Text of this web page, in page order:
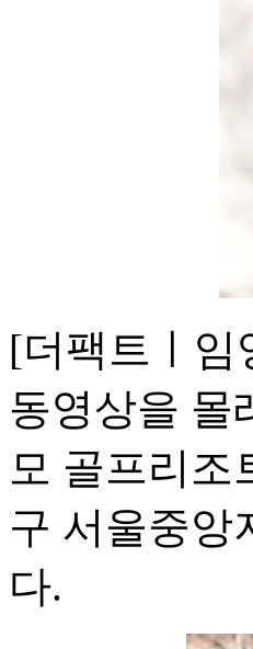
[더팩트ㅣ임
동영상을 몰
모 골프리조
구 서울중앙
다.